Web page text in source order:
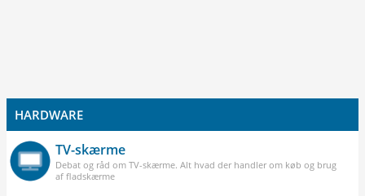
HARDWARE
TV-skærme
Debat og råd om TV-skærme. Alt hvad der handler om køb og brug
af fladskærme